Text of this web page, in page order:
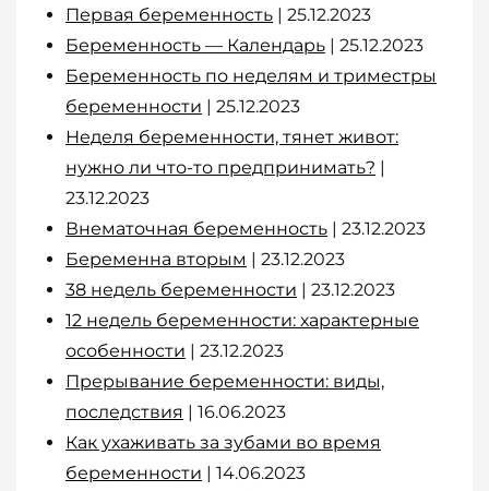
Первая беременность | 25.12.2023
Беременность — Календарь | 25.12.2023
Беременность по неделям и триместры
беременности | 25.12.2023
Неделя беременности, тянет живот:
нужно ли что-то предпринимать? |
23.12.2023
Внематочная беременность | 23.12.2023
Беременна вторым | 23.12.2023
38 недель беременности | 23.12.2023
12 недель беременности: характерные
особенности | 23.12.2023
Прерывание беременности: виды,
последствия | 16.06.2023
Как ухаживать за зубами во время
беременности | 14.06.2023